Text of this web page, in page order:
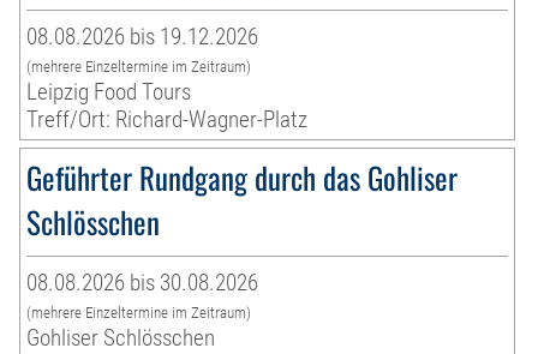
08.08.2026 bis 19.12.2026
(mehrere Einzeltermine im Zeitraum)
Leipzig Food Tours
Treff/Ort: Richard-Wagner-Platz
Geführter Rundgang durch das Gohliser
Schlösschen
08.08.2026 bis 30.08.2026
(mehrere Einzeltermine im Zeitraum)
Gohliser Schlösschen